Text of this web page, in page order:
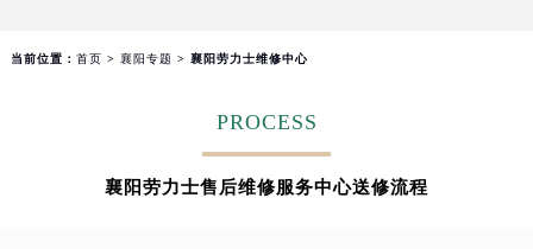
当前位置： 首页 > 襄阳专题 > 襄阳劳力士维修中心
PROCESS
襄阳劳力士售后维修服务中心送修流程